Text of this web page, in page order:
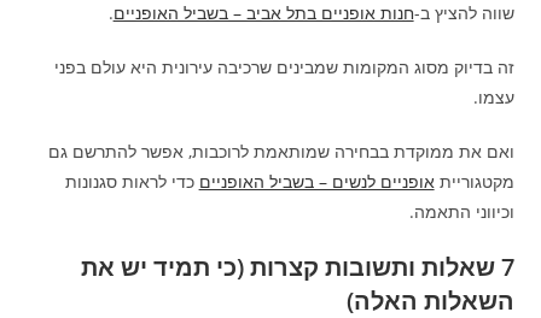
שווה להציץ ב-חנות אופניים בתל אביב – בשביל האופניים.
זה בדיוק מסוג המקומות שמבינים שרכיבה עירונית היא עולם בפני
עצמו.
ואם את ממוקדת בבחירה שמותאמת לרוכבות, אפשר להתרשם גם
מקטגורייתאופניים לנשים – בשביל האופניים כדי לראות סגנונות
וכיווני התאמה.
7 שאלות ותשובות קצרות (כי תמיד יש את
השאלות האלה)